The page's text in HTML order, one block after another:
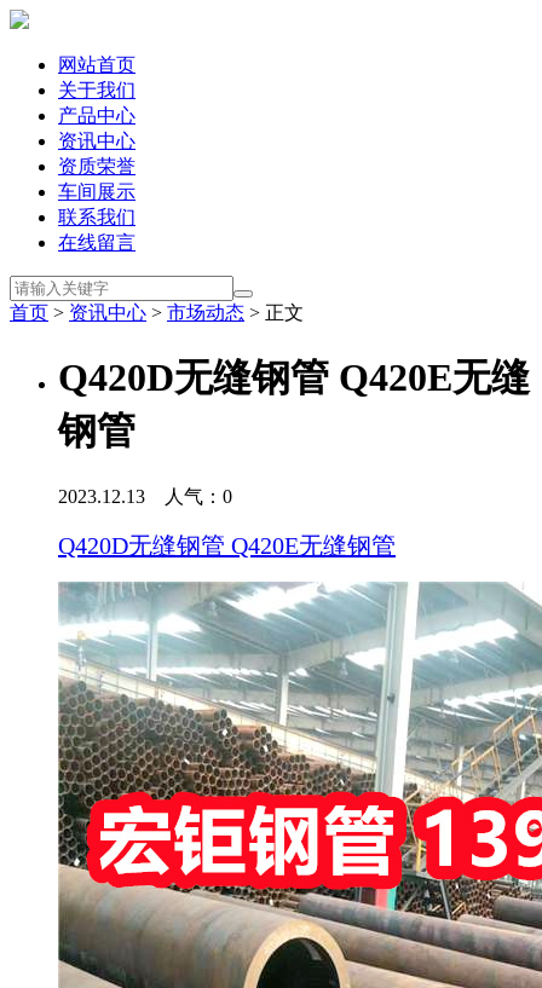
网站首页
关于我们
产品中心
资讯中心
资质荣誉
车间展示
联系我们
在线留言
首页 > 资讯中心 > 市场动态 > 正文
Q420D无缝钢管 Q420E无缝
钢管
2023.12.13 人气： 0
Q420D无缝钢管 Q420E无缝钢管